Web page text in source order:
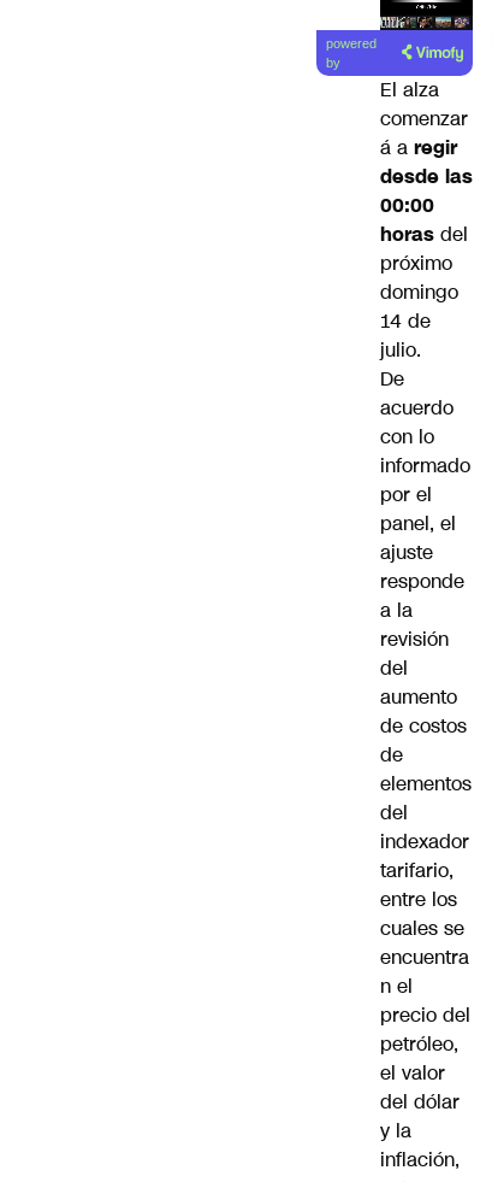
Lea el
artículo
powered
by
El alza
comenzar
á a regir
desde las
00:00
horas del
próximo
domingo
14 de
julio.
De
acuerdo
con lo
informado
por el
panel, el
ajuste
responde
a la
revisión
del
aumento
de costos
de
elementos
del
indexador
tarifario,
entre los
cuales se
encuentra
n el
precio del
petróleo,
el valor
del dólar
y la
inflación,